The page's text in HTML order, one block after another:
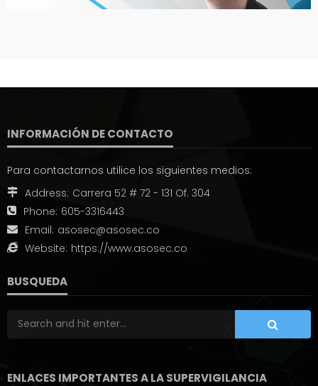
INFORMACIÓN DE CONTACTO
Para contactarnos utilice los siguientes medios:
Address: Carrera 52 # 72 - 131 Of. 304
Phone: 605-3316443
Email: asosec@asosec.co
Website: https://www.asosec.co
BUSQUEDA
ENLACES IMPORTANTES A LA SUPERVIGILANCIA